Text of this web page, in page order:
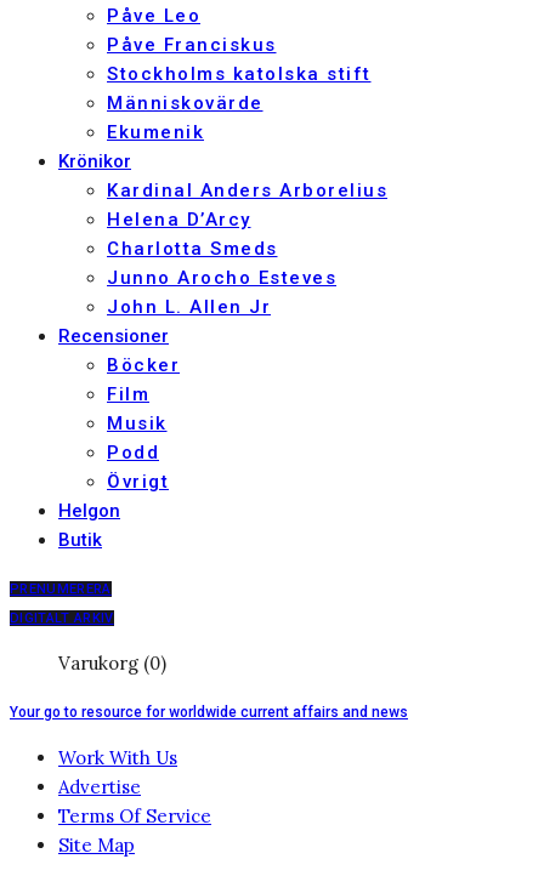
Påve Leo
Påve Franciskus
Stockholms katolska stift
Människovärde
Ekumenik
Krönikor
Kardinal Anders Arborelius
Helena D’Arcy
Charlotta Smeds
Junno Arocho Esteves
John L. Allen Jr
Recensioner
Böcker
Film
Musik
Podd
Övrigt
Helgon
Butik
PRENUMERERA
DIGITALT ARKIV
Varukorg (0)
Your go to resource for worldwide current affairs and news
Work With Us
Advertise
Terms Of Service
Site Map